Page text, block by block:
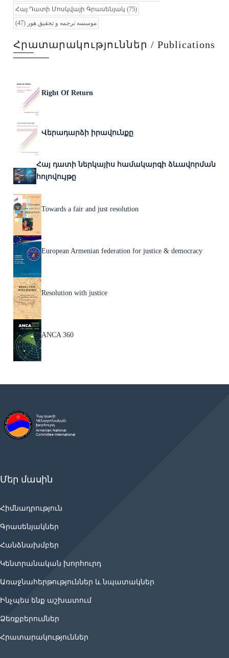
Հայ Դատի Մոսկվայի Գրասենյակ (75)
موسسه ترجمه و تحقیق هور (47)
Հրատարակություններ / Publications
Right Of Return
Վերադարձի իրավունքը
Հայ դատի ներկայիս համակարգի ձևավորման
հոլովույթը
Towards a fair and just resolution
European Armenian federation for justice & democracy
Resolution with justice
ANCA 360
Մեր մասին
Հիմնադրություն
Գրասենյակներ
Հանձնախմբեր
Կենտրանական խորհուրդ
Առաջնահերթություններ և նպատակներ
Ինչպես ենք աշխատում
Ձեռքբերումներ
Հրատարակություններ